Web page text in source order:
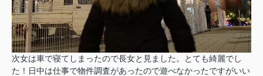
次女は車で寝てしまったので長女と見ました。とても綺麗でし
た！日中は仕事で物件調査があったので遊べなかったですがいい